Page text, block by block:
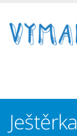
Ještěrka